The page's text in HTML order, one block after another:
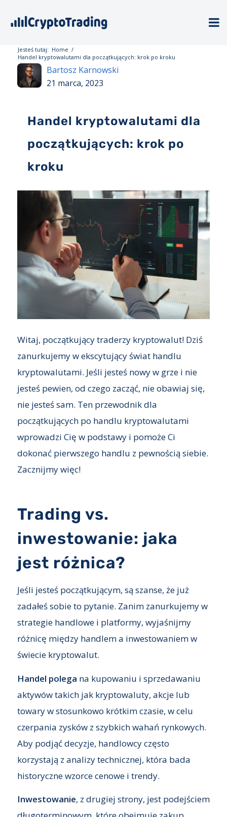
Jesteś tutaj: Home /
Handel kryptowalutami dla początkujących: krok po kroku
Bartosz Karnowski
21 marca, 2023
Handel kryptowalutami dla
początkujących: krok po
kroku
Witaj, początkujący traderzy kryptowalut! Dziś
zanurkujemy w ekscytujący świat handlu
kryptowalutami. Jeśli jesteś nowy w grze i nie
jesteś pewien, od czego zacząć, nie obawiaj się,
nie jesteś sam. Ten przewodnik dla
początkujących po handlu kryptowalutami
wprowadzi Cię w podstawy i pomoże Ci
dokonać pierwszego handlu z pewnością siebie.
Zacznijmy więc!
Trading vs.
inwestowanie: jaka
jest różnica?
Jeśli jesteś początkującym, są szanse, że już
zadałeś sobie to pytanie. Zanim zanurkujemy w
strategie handlowe i platformy, wyjaśnijmy
różnicę między handlem a inwestowaniem w
świecie kryptowalut.
Handel polega na kupowaniu i sprzedawaniu
aktywów takich jak kryptowaluty, akcje lub
towary w stosunkowo krótkim czasie, w celu
czerpania zysków z szybkich wahań rynkowych.
Aby podjąć decyzje, handlowcy często
korzystają z analizy technicznej, która bada
historyczne wzorce cenowe i trendy.
Inwestowanie, z drugiej strony, jest podejściem